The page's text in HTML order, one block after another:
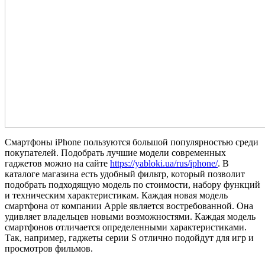
Смартфоны iPhone пользуются большой популярностью среди
покупателей. Подобрать лучшие модели современных
гаджетов можно на сайте https://yabloki.ua/rus/iphone/. В
каталоге магазина есть удобный фильтр, который позволит
подобрать подходящую модель по стоимости, набору функций
и техническим характеристикам. Каждая новая модель
смартфона от компании Apple является востребованной. Она
удивляет владельцев новыми возможностями. Каждая модель
смартфонов отличается определенными характеристиками.
Так, например, гаджеты серии S отлично подойдут для игр и
просмотров фильмов.